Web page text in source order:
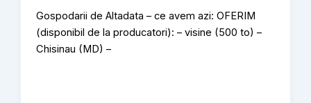
Gospodarii de Altadata – ce avem azi: OFERIM
(disponibil de la producatori): – visine (500 to) –
Chisinau (MD) –